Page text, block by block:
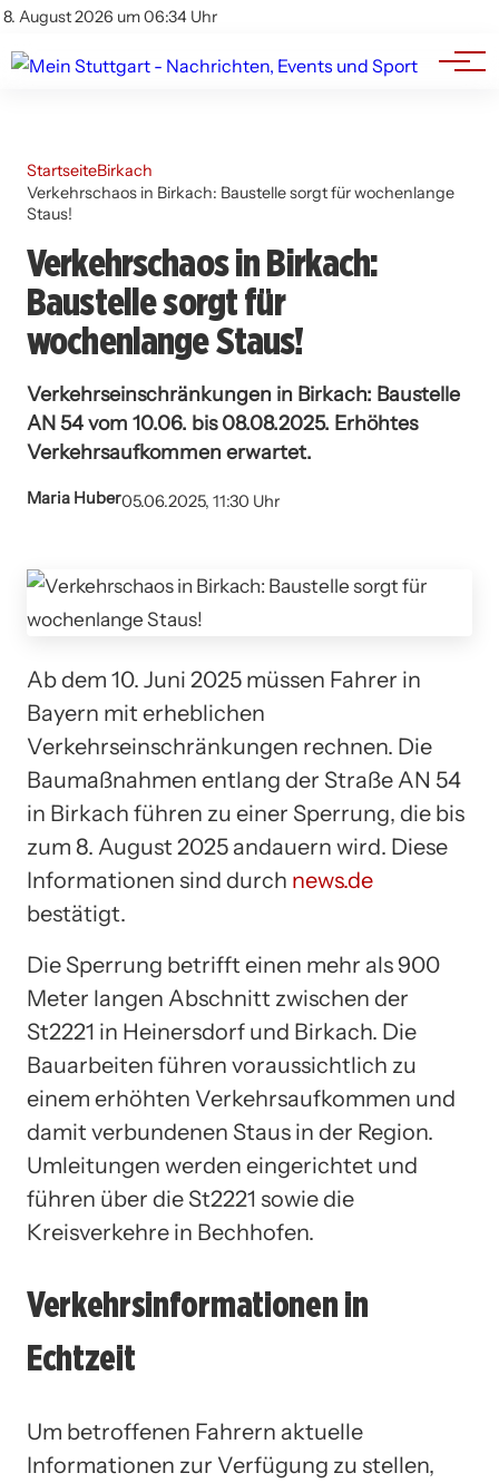
8. August 2026 um 06:34 Uhr
Impressum
Branchenbuch
Werbung
StartseiteBirkach
Verkehrschaos in Birkach: Baustelle sorgt für wochenlange
Staus!
Verkehrschaos in Birkach:
Baustelle sorgt für
wochenlange Staus!
Verkehrseinschränkungen in Birkach: Baustelle
AN 54 vom 10.06. bis 08.08.2025. Erhöhtes
Verkehrsaufkommen erwartet.
Maria Huber05.06.2025, 11:30 Uhr
Ab dem 10. Juni 2025 müssen Fahrer in
Bayern mit erheblichen
Verkehrseinschränkungen rechnen. Die
Baumaßnahmen entlang der Straße AN 54
in Birkach führen zu einer Sperrung, die bis
zum 8. August 2025 andauern wird. Diese
Informationen sind durch news.de
bestätigt.
Die Sperrung betrifft einen mehr als 900
Meter langen Abschnitt zwischen der
St2221 in Heinersdorf und Birkach. Die
Bauarbeiten führen voraussichtlich zu
einem erhöhten Verkehrsaufkommen und
damit verbundenen Staus in der Region.
Umleitungen werden eingerichtet und
führen über die St2221 sowie die
Kreisverkehre in Bechhofen.
Verkehrsinformationen in
Echtzeit
Um betroffenen Fahrern aktuelle
Informationen zur Verfügung zu stellen,